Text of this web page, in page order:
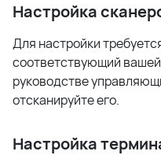
Настройка
Для настройки
соответствующий
руководстве
отсканируйте его.
Настройка